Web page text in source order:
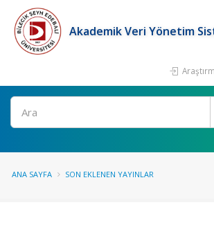
Akademik Veri Yönetim
Ara
ANA SAYFA SON EKLENEN YAYINLAR